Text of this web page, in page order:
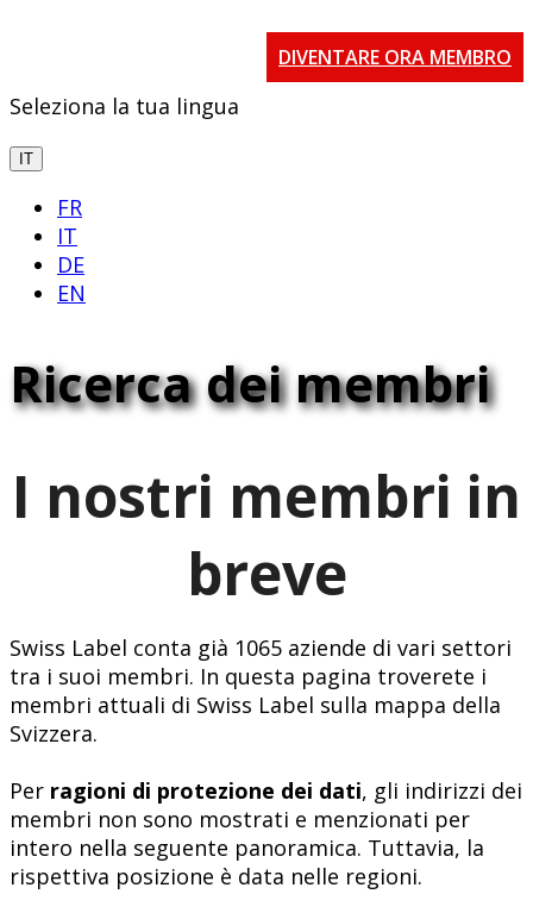
DIVENTARE ORA MEMBRO
Seleziona la tua lingua
IT
FR
IT
DE
EN
Ricerca dei membri
I nostri membri in
breve
Swiss Label conta già 1065 aziende di vari settori
tra i suoi membri. In questa pagina troverete i
membri attuali di Swiss Label sulla mappa della
Svizzera.
Per ragioni di protezione dei dati, gli indirizzi dei
membri non sono mostrati e menzionati per
intero nella seguente panoramica. Tuttavia, la
rispettiva posizione è data nelle regioni.